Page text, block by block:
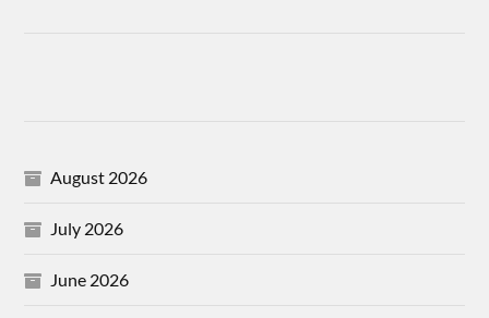
August 2026
July 2026
June 2026